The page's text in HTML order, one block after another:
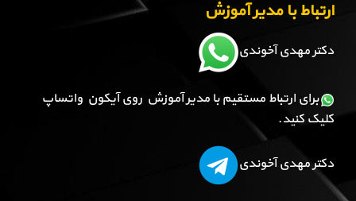
ارتباط با مدیر آموزش
دکتر مهدی آخوندی
برای ارتباط مستقیم با مدیر آموزش روی آیکون واتساپ
کلیک کنید.
دکتر مهدی آخوندی